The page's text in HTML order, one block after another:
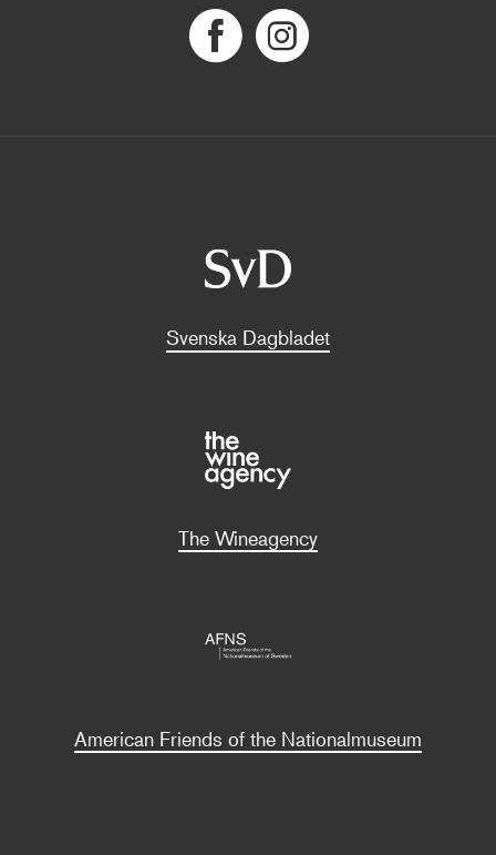
Svenska Dagbladet
The Wineagency
American Friends of the Nationalmuseum